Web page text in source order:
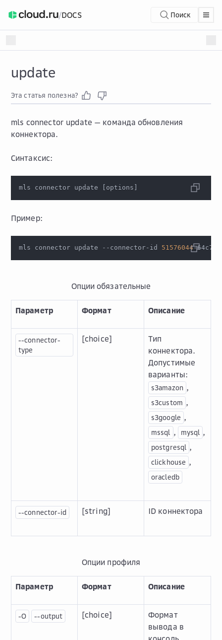
/DOCS Поиск
update
Эта статья полезна?
mls connector update — команда обновления
коннектора.
Синтаксис:
mls connector update options
Пример:
mls connector update --connector-id 51576044-64c7-
Опции обязательные
Параметр Формат Описание
--connector-
type
[choice]
Тип
коннектора.
Допустимые
варианты:
s3amazon ,
s3custom ,
s3google ,
mssql , mysql ,
postgresql ,
clickhouse ,
oracledb
--connector-id [string] ID коннектора
Опции профиля
Параметр Формат Описание
-O --output [choice]
Формат
вывода в